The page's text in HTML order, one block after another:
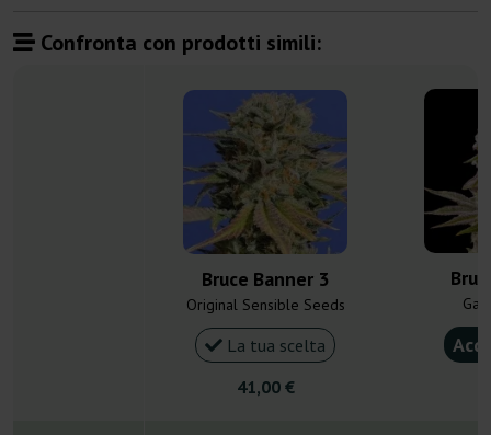
Confronta con prodotti simili:
Bruce Banner 3
Original Sensible Seeds
La tua scelta
41,00 €